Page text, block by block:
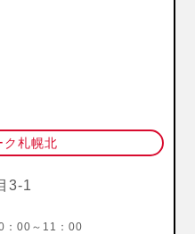
ク札幌北
3-1
：00～11：00